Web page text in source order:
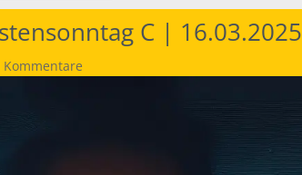
C | 16.03.2025
Kommentare